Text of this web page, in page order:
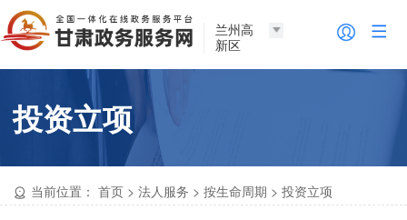
兰州高
新区
投资立项
当前位置： 首页 >法人服务 >按生命周期 >投资立项